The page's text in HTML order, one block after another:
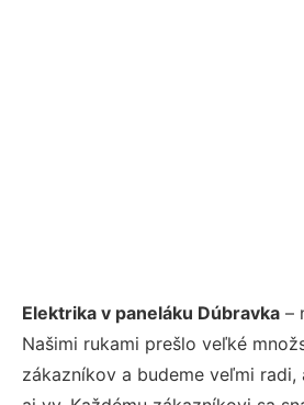
Elektrika v paneláku Dúbravka –
Našimi rukami prešlo veľké
zákazníkov a budeme veľmi